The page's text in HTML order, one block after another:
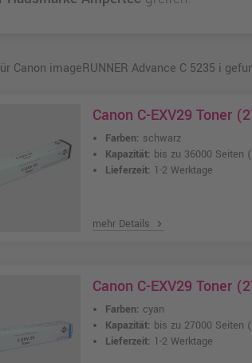
Canon imageRUNNER Advance C 5235 i
Canon C-EXV29 Toner
Farben: schwarz
Kapazität: bis zu 36000 Seiten
Lieferzeit: 1-2 Werktage
mehr Details chevron_right
Canon C-EXV29 Toner
Farben: cyan
Kapazität: bis zu 27000 Seiten
Lieferzeit: 1-2 Werktage